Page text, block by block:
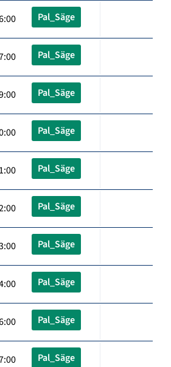
Pal_Säge
Pal_Säge
Pal_Säge
Pal_Säge
Pal_Säge
Pal_Säge
Pal_Säge
Pal_Säge
Pal_Säge
Pal_Säge